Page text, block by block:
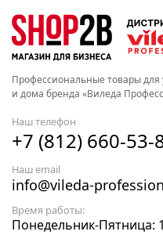
Профессиональные товары для
и дома бренда «Виледа
Наш телефон
+7 (812) 660-53-
Наш email
info@vileda-
Время работы:
Понедельник-Пятница: